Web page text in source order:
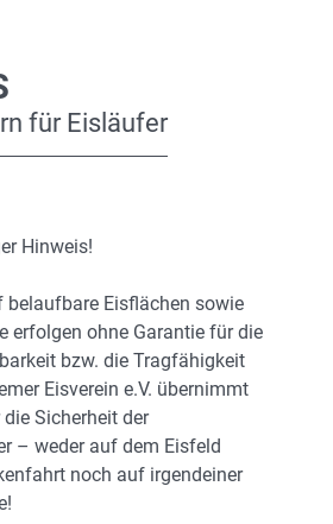
für Eisläufer
Hinweis!
belaufbare Eisflächen sowie
erfolgen ohne Garantie für die
bzw. die Tragfähigkeit
Eisverein e.V. übernimmt
Sicherheit der
– weder auf dem Eisfeld
noch auf irgendeiner